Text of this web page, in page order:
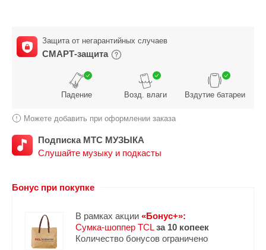
Защита от негарантийных случаев
СМАРТ-защита
Падение Возд. влаги Вздутие батареи
Можете добавить при оформлении заказа
Подписка МТС МУЗЫКА
Слушайте музыку и подкасты
Бонус при покупке
В рамках акции «Бонус+»:
Сумка-шоппер TCLза 10 копеек
Количество бонусов ограничено